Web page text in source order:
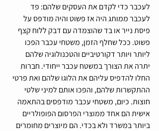
לעכבר כדי לקדם את העסקים שלהם: פד
לעכבר ממותג היה אז פשוט והיה מודפס על
פיסת נייר או בד שהוצמדה עם דבק ללוח קצף
פשוט. ככל שחלף הזמן, משטחי עכבר הפכו
ליותר ויותר דקורטיביים והטכנולוגיה שלהם
יתרה את הצורך במשטח עכבר ייחודי. חברות
החלו להדפיס עליהם את הלוגו שלהם ואת פרטי
ההתקשרות שלהם, והפכו אותם למיני שלטי
חוצות. כיום, משטחי עכבר מודפסים בהתאמה
אישית הם אחד ממוצרי הפרסום הפופולריים
ביותר במשרד ולא בכדי. הם מיוצרים מחומרים